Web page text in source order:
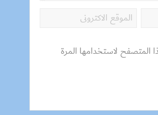
المتصفح لاستخدامها المرة